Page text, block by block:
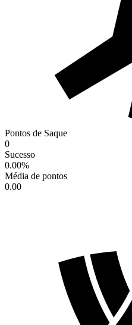
Pontos de Saque
0
Sucesso
0.00%
Média de pontos
0.00